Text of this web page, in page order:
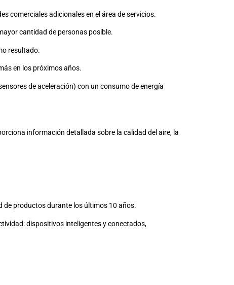
comerciales adicionales en el área de servicios.
cantidad de personas posible.
resultado.
en los próximos años.
de aceleración) con un consumo de energía
información detallada sobre la calidad del aire, la
de productos durante los últimos 10 años.
dispositivos inteligentes y conectados,